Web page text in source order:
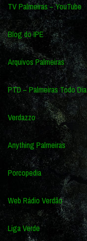
TV Palmeiras – YouTube
Blog do IPE
Arquivos Palmeiras
PTD – Palmeiras Todo Dia
Verdazzo
Anything Palmeiras
Porcopedia
Web Rádio Verdão
Liga Verde